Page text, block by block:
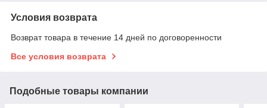
Условия возврата
Возврат товара в течение 14 дней по договоренности
Все условия возврата
Подобные товары компании